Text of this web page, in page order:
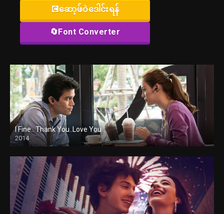
💽ဆော့ဖ်ဝဲဒေါင်းရန်
🔄Font Converter
I Fine.. Thank You..Love You
2014